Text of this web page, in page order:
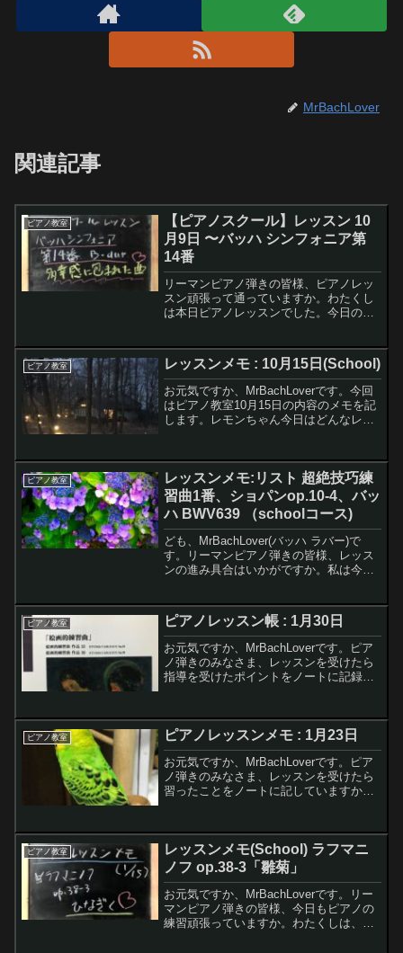
MrBachLover
関連記事
ピアノ教室
【ピアノスクール】レッスン 10
月9日 〜バッハ シンフォニア第
14番
リーマンピアノ弾きの皆様、ピアノレッ
スン頑張って通っていますか。わたくし
は本日ピアノレッスンでした。今日のレ
ます。
ピアノ教室 レッスンメモ : 10月15日(School)
お元気ですか、MrBachLoverです。今回
はピアノ教室10月15日の内容のメモを記
します。レモンちゃん今日はどんなレッ
とブルグミュラー 18の練習曲 第4番 ジプ
シ...
ピアノ教室
レッスンメモ:リスト 超絶技巧練
習曲1番、ショパンop.10-4、バッ
ハ BWV639 （schoolコース)
ども、MrBachLover(バッハ ラバー)で
す。リーマンピアノ弾きの皆様、レッス
ンの進み具合はいかがですか。私は今月
レッスン（普段は3回x30分)なので結...
ピアノ教室 ピアノレッスン帳 : 1月30日
お元気ですか、MrBachLoverです。ピア
ノ弾きのみなさま、レッスンを受けたら
指導を受けたポイントをノートに記録し
しっかり残りますのでレッスン帳に課題
を記録するのは...
ピアノ教室 ピアノレッスンメモ : 1月23日
お元気ですか、MrBachLoverです。ピア
ノ弾きのみなさま、レッスンを受けたら
習ったことをノートに記していますか。
憶に残るのでオススメですヨレモンちゃ
んピアノのレッ...
ピアノ教室
レッスンメモ(School) ラフマニ
ノフ op.38-3「雛菊」
お元気ですか、MrBachLoverです。リー
マンピアノ弾きの皆様、今日もピアノの
練習頑張っていますか。わたくしは、昨